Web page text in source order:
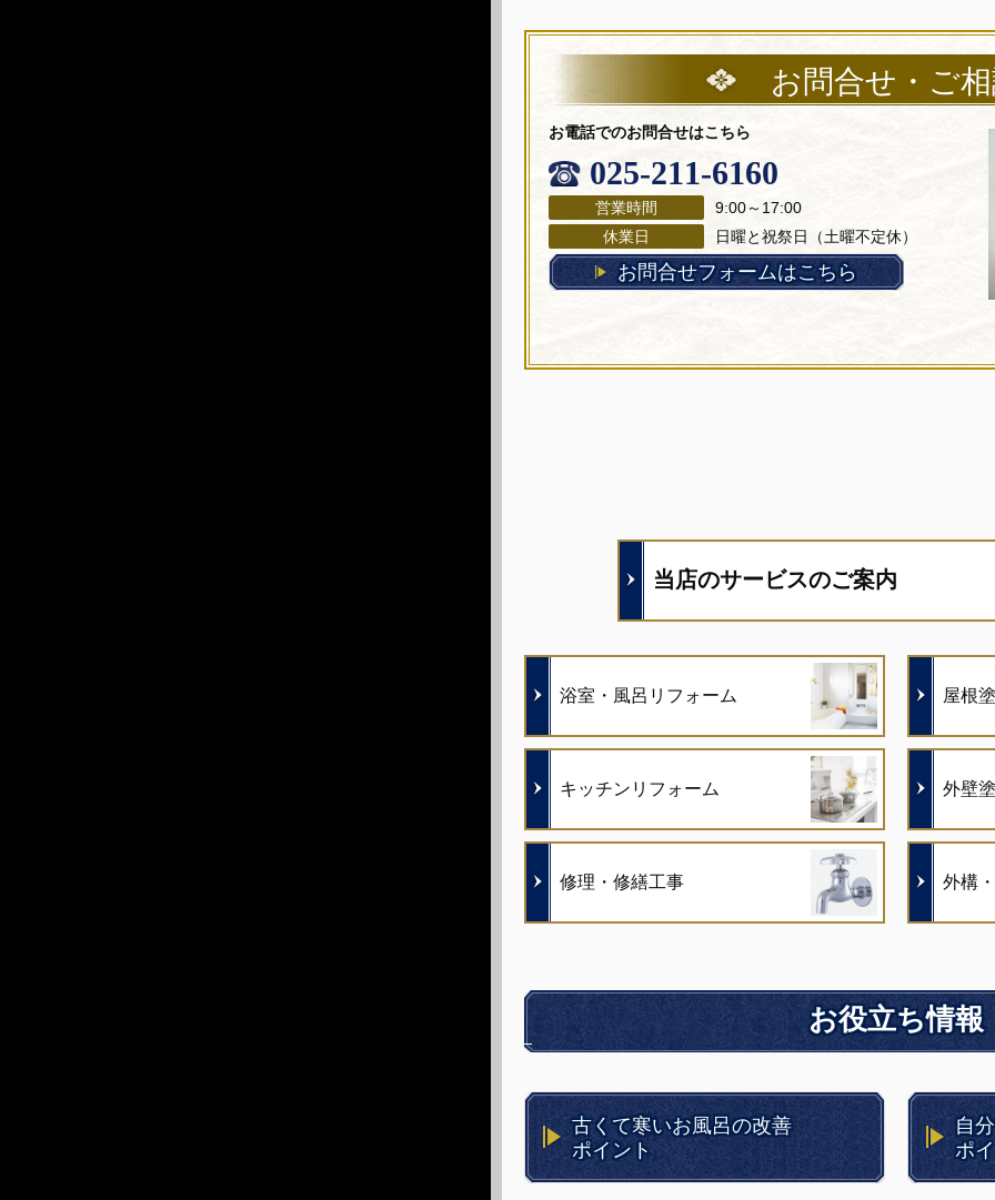
お問合せ・ご
お電話でのお問合せはこちら
025-211-6160
営業時間
9:00～17:00
休業日
日曜と祝祭日（土曜不定休）
お問合せフォームはこちら
当店のサービスのご案内
浴室・風呂リフォーム 屋根
キッチンリフォーム 外壁
修理・修繕工事 外構
お役立ち情報
古くて寒いお風呂の改善
ポイント
自
ポ